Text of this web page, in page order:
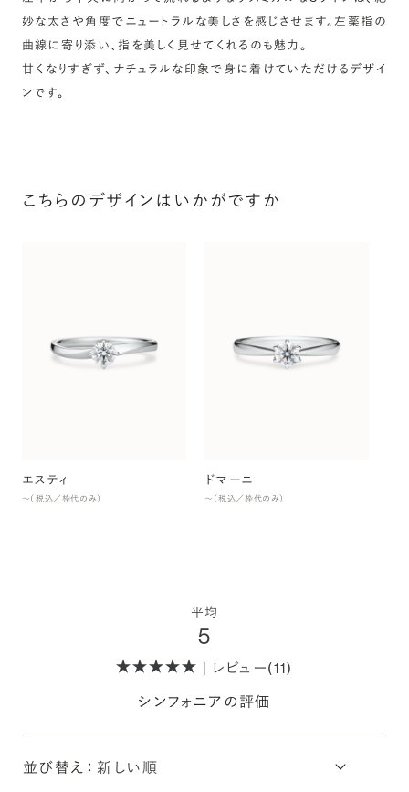
妙な太さや角度でニュートラルな美しさを感じさせます。左薬指の
曲線に寄り添い、指を美しく見せてくれるのも魅力。
甘くなりすぎず、ナチュラルな印象で身に着けていただけるデザイ
ンです。
こちらのデザインはいかがですか
エスティ
〜（税込／枠代のみ）
ドマーニ
〜（税込／枠代のみ）
平均
5
| レビュー(11)
シンフォニアの評価
並び替え：